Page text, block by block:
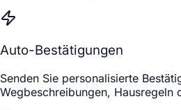
Auto-Bestätigungen
Senden Sie personalisierte
Wegbeschreibungen, Hausregeln